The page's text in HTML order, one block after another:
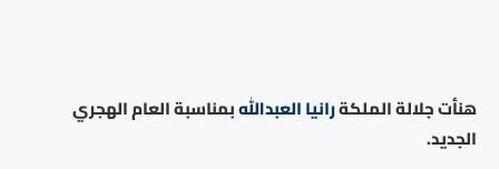
هنأت جلالة الملكةرانيا العبداللهبمناسبة العام الهجري
الجديد.